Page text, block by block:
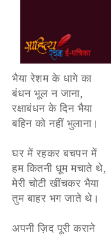
भैया रेशम के धागे का
बंधन भूल न जाना,
रक्षाबंधन के दिन भैया
बहिन को नहीं भुलाना।
घर में रहकर बचपन में
हम कितनी धूम मचाते थे,
मेरी चोटी खींचकर भैया
तुम बाहर भग जाते थे।
अपनी ज़िद पूरी कराने